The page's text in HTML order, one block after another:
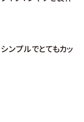
ンプルでとてもカッ